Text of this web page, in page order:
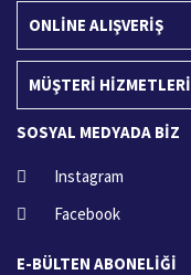
ONLİNE ALIŞVERİŞ
MÜŞTERİ HİZMETLERİ
SOSYAL MEDYADA BİZ
Instagram
Facebook
E-BÜLTEN ABONELİĞİ